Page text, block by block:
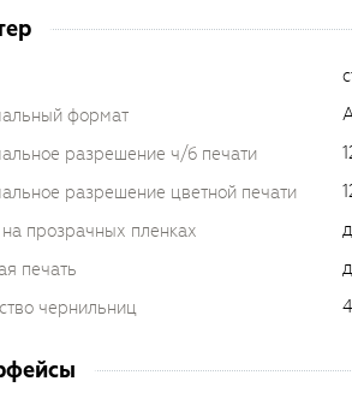
формат
разрешение ч/б печати
разрешение цветной печати
прозрачных пленках
печать
чернильниц
4